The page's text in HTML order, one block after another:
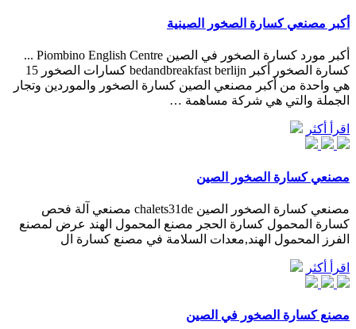
أكبر مصنعي كسارة الصخور الصينية
أكبر مورد كسارة الصخور في الصين Piombino English Centre ...
كسارة الصخور أكبر bedandbreakfast berlijn كسارات الصخور 15
هي واحدة من أكبر مصنعي الصين كسارة الصخور والموردين وتجار
الجملة والتي هي شركة مساهمة …
اقرأ أكثر
مصنعي كسارة الصخور الصين
مصنعي كسارة الصخور الصين chalets31de مصنعي آلة فحص
كسارة المحمول كسارة الحجر مصنع المحمول الهند عرض لمصنع
الفرز المحمول الهند,معدات السلامة في مصنع كسارة ال
اقرأ أكثر
مصنع كسارة الصخور في الصين